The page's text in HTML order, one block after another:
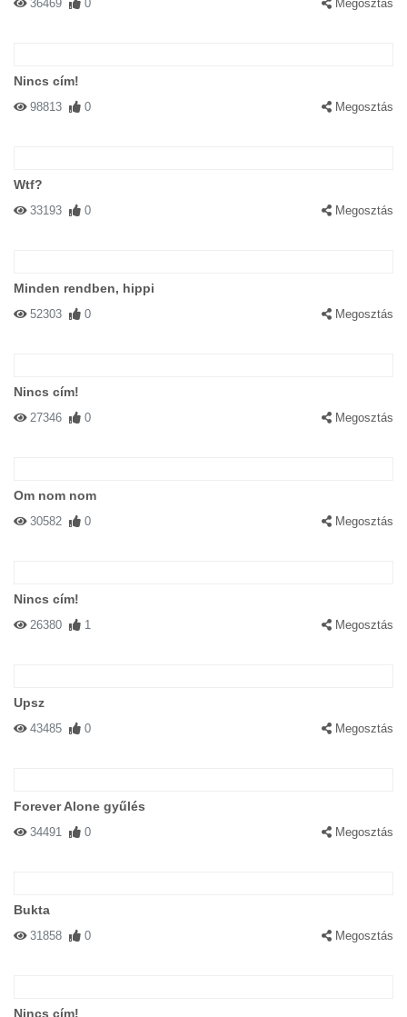
36469 0 Megosztás
Nincs cím!
98813 0 Megosztás
Wtf?
33193 0 Megosztás
Minden rendben, hippi
52303 0 Megosztás
Nincs cím!
27346 0 Megosztás
Om nom nom
30582 0 Megosztás
Nincs cím!
26380 1 Megosztás
Upsz
43485 0 Megosztás
Forever Alone gyűlés
34491 0 Megosztás
Bukta
31858 0 Megosztás
Nincs cím!